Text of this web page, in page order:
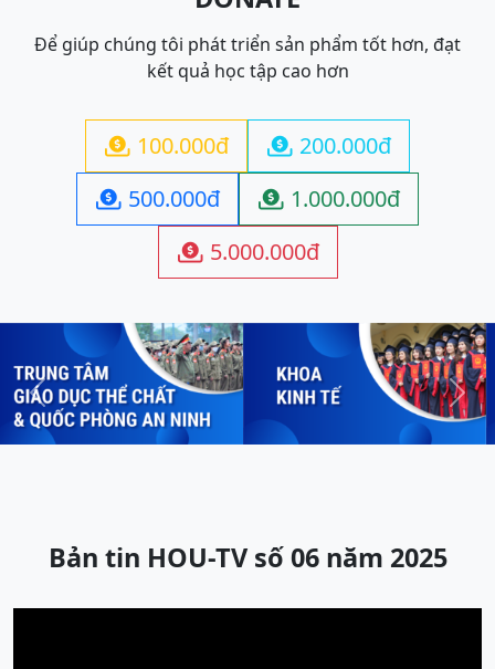
Để giúp chúng tôi phát triển sản phẩm tốt hơn, đạt
kết quả học tập cao hơn
 100.000đ  200.000đ
 500.000đ  1.000.000đ
 5.000.000đ
Previous Next
Bản tin HOU-TV số 06 năm 2025